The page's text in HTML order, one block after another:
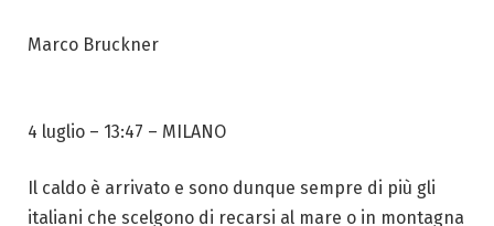
Marco Bruckner
4 luglio – 13:47 – MILANO
Il caldo è arrivato e sono dunque sempre di più gli
italiani che scelgono di recarsi al mare o in montagna